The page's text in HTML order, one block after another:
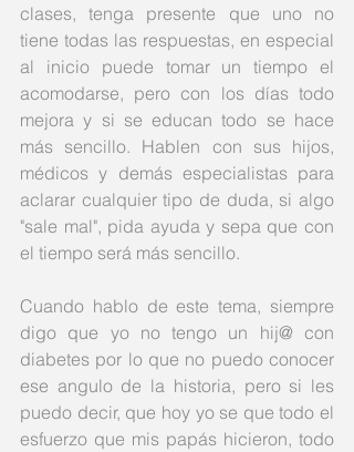
clases, tenga presente que uno no
tiene todas las respuestas, en especial
al inicio puede tomar un tiempo el
acomodarse, pero con los días todo
mejora y si se educan todo se hace
más sencillo. Hablen con sus hijos,
médicos y demás especialistas para
aclarar cualquier tipo de duda, si algo
"sale mal", pida ayuda y sepa que con
el tiempo será más sencillo.
Cuando hablo de este tema, siempre
digo que yo no tengo un hij@ con
diabetes por lo que no puedo conocer
ese angulo de la historia, pero si les
puedo decir, que hoy yo se que todo el
esfuerzo que mis papás hicieron, todo